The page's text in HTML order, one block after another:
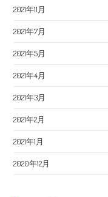
2021年11月
2021年7月
2021年5月
2021年4月
2021年3月
2021年2月
2021年1月
2020年12月